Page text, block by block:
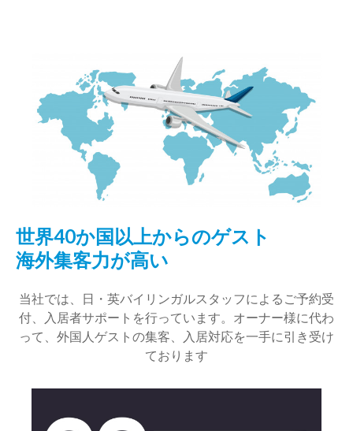
世界40か国以上からのゲスト
海外集客力が高い
当社では、日・英バイリンガルスタッフによるご予約受
付、入居者サポートを行っています。オーナー様に代わ
って、外国人ゲストの集客、入居対応を一手に引き受け
ております